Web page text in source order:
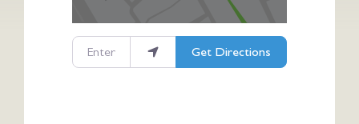
Enter your location
Get Directions